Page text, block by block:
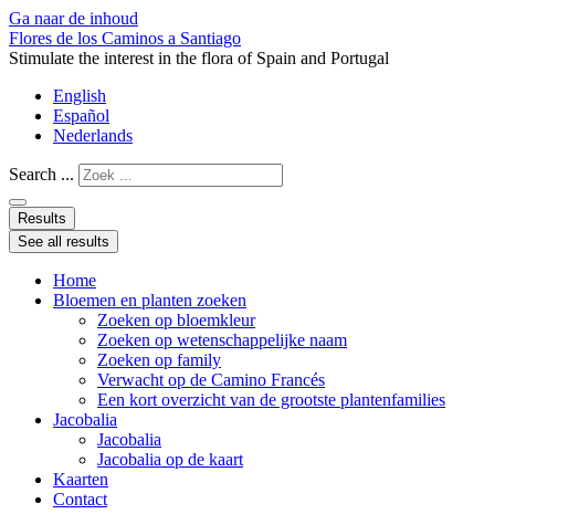
Ga naar de inhoud
Flores de los Caminos a Santiago
Stimulate the interest in the flora of Spain and Portugal
English
Español
Nederlands
Search ...
Results
See all results
Home
Bloemen en planten zoeken
Zoeken op bloemkleur
Zoeken op wetenschappelijke naam
Zoeken op family
Verwacht op de Camino Francés
Een kort overzicht van de grootste plantenfamilies
Jacobalia
Jacobalia
Jacobalia op de kaart
Kaarten
Contact